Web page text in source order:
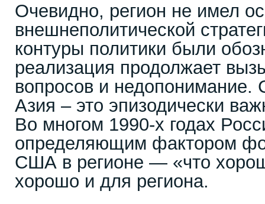
Очевидно, регион не имел
внешнеполитической
контуры политики были
реализация продолжает
вопросов и недопонимание.
Азия – это эпизодически
Во многом 1990-х годах
определяющим фактором
США в регионе — «что
хорошо и для региона.